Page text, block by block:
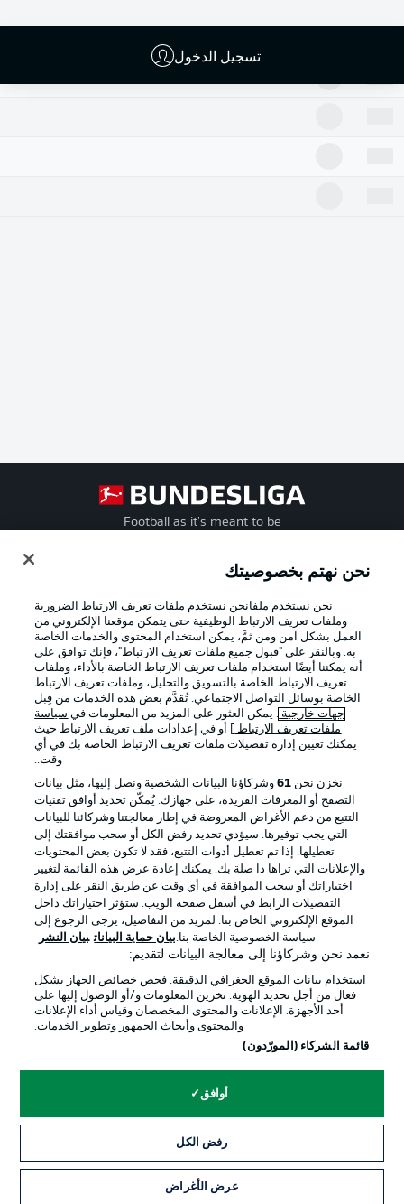
تسجيل الدخول
Football as it's meant to be
تطبيق الدوري الألماني
Official Partners
الإعلانات الإخطارات القانونية
إدارة التفضيلات بيان الخصوصية
شروط الاستخدام الوظائف
جهة النشر تواصل معنا
نحن نهتم بخصوصيتك
نحن نستخدم ملفانحن نستخدم ملفات تعريف الارتباط الضرورية
وملفات تعريف الارتباط الوظيفية حتى يتمكن موقعنا الإلكتروني من
العمل بشكل آمن ومن ثمَّ، يمكن استخدام المحتوى والخدمات الخاصة
به. وبالنقر على "قبول جميع ملفات تعريف الارتباط"، فإنك توافق على
أنه يمكننا أيضًا استخدام ملفات تعريف الارتباط الخاصة بالأداء، وملفات
تعريف الارتباط الخاصة بالتسويق والتحليل، وملفات تعريف الارتباط
الخاصة بوسائل التواصل الاجتماعي. تُقدَّم بعض هذه الخدمات من قِبل
جهات خارجية . يمكن العثور على المزيد من المعلومات في سياسة
ملفات تعريف الارتباط
] أو في إعدادات ملف تعريف الارتباط حيث
يمكنك تعيين إدارة تفضيلات ملفات تعريف الارتباط الخاصة بك في أي
وقت..
نخزن نحن 61وشركاؤنا البيانات الشخصية ونصل إليها، مثل بيانات
التصفح أو المعرفات الفريدة، على جهازك. يُمكّن تحديد أوافق تقنيات
التتبع من دعم الأغراض المعروضة في إطار معالجتنا وشركائنا للبيانات
التي يجب توفيرها. سيؤدي تحديد رفض الكل أو سحب موافقتك إلى
تعطيلها. إذا تم تعطيل أدوات التتبع، فقد لا تكون بعض المحتويات
والإعلانات التي تراها ذا صلة بك. يمكنك إعادة عرض هذه القائمة لتغيير
اختياراتك أو سحب الموافقة في أي وقت عن طريق النقر على إدارة
التفضيلات الرابط في أسفل صفحة الويب. ستؤثر اختياراتك داخل
الموقع الإلكتروني الخاص بنا. لمزيد من التفاصيل، يرجى الرجوع إلى
سياسة الخصوصية الخاصة بنا.بيان حماية البيانات بيان النشر
نعمد نحن وشركاؤنا إلى معالجة البيانات لتقديم:
استخدام بيانات الموقع الجغرافي الدقيقة. فحص خصائص الجهاز بشكل
فعال من أجل تحديد الهوية. تخزين المعلومات و/أو الوصول إليها على
أحد الأجهزة. الإعلانات والمحتوى المخصصان وقياس أداء الإعلانات
والمحتوى وأبحاث الجمهور وتطوير الخدمات.
قائمة الشركاء (المورّدون)
أوافق
رفض الكل
عرض الأغراض